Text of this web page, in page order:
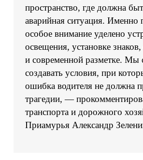
пространство, где должна
аварийная ситуация. Именно
особое внимание уделено
освещения, установке
и современной разметке. Мы
создавать условия, при
ошибка водителя не должна
трагедии, —
транспорта и дорожного
Приамурья Александр